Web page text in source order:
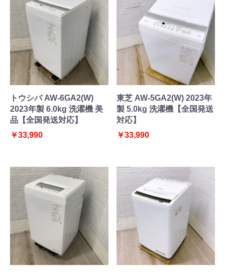
トウシバ AW-6GA2(W)
2023年製 6.0kg 洗濯機 美
品【全国発送対応】
￥33,990
東芝 AW-5GA2(W) 2023年
製 5.0kg 洗濯機【全国発送
対応】
￥33,990